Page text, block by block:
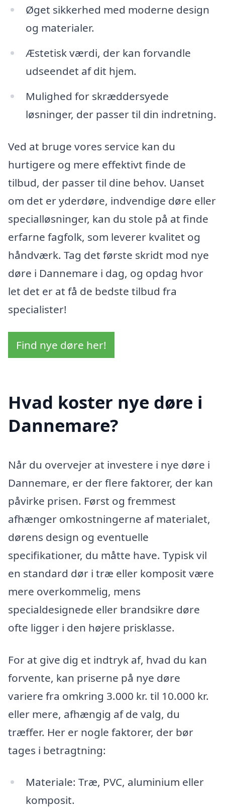
Øget sikkerhed med moderne design
og materialer.
Æstetisk værdi, der kan forvandle
udseendet af dit hjem.
Mulighed for skræddersyede
løsninger, der passer til din indretning.
Ved at bruge vores service kan du
hurtigere og mere effektivt finde de
tilbud, der passer til dine behov. Uanset
om det er yderdøre, indvendige døre eller
specialløsninger, kan du stole på at finde
erfarne fagfolk, som leverer kvalitet og
håndværk. Tag det første skridt mod nye
døre i Dannemare i dag, og opdag hvor
let det er at få de bedste tilbud fra
specialister!
Find nye døre her!
Hvad koster nye døre i
Dannemare?
Når du overvejer at investere i nye døre i
Dannemare, er der flere faktorer, der kan
påvirke prisen. Først og fremmest
afhænger omkostningerne af materialet,
dørens design og eventuelle
specifikationer, du måtte have. Typisk vil
en standard dør i træ eller komposit være
mere overkommelig, mens
specialdesignede eller brandsikre døre
ofte ligger i den højere prisklasse.
For at give dig et indtryk af, hvad du kan
forvente, kan priserne på nye døre
variere fra omkring 3.000 kr. til 10.000 kr.
eller mere, afhængig af de valg, du
træffer. Her er nogle faktorer, der bør
tages i betragtning:
Materiale: Træ, PVC, aluminium eller
komposit.